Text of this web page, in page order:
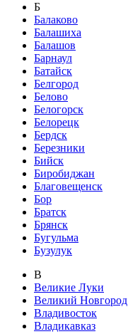
Б
Балаково
Балашиха
Балашов
Барнаул
Батайск
Белгород
Белово
Белогорск
Белорецк
Бердск
Березники
Бийск
Биробиджан
Благовещенск
Бор
Братск
Брянск
Бугульма
Бузулук
В
Великие Луки
Великий Новгород
Владивосток
Владикавказ